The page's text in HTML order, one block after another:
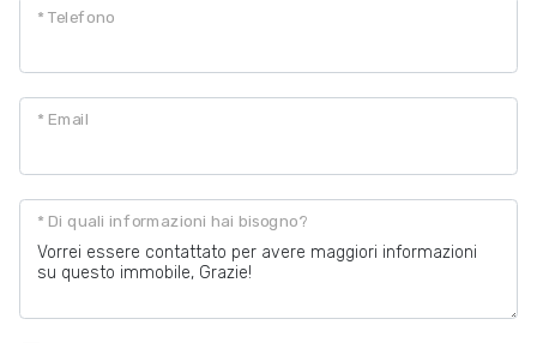
* Telefono
* Email
* Di quali informazioni hai bisogno?